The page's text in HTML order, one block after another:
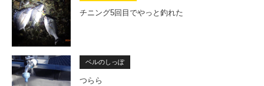
チニング5回目でやっと釣れた
ベルのしっぽ
つらら